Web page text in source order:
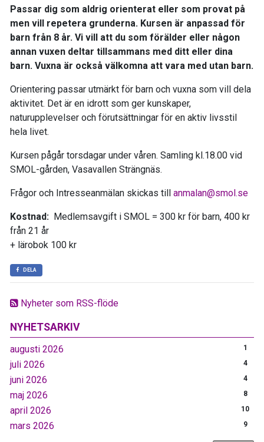
Nyheter som RSS-flöde
NYHETSARKIV
augusti 2026 1
juli 2026 4
juni 2026 4
maj 2026 8
april 2026 10
mars 2026 9
Passar dig som aldrig orienterat eller som provat på
men vill repetera grunderna. Kursen är anpassad för
barn från 8 år. Vi vill att du som förälder eller någon
annan vuxen deltar tillsammans med ditt eller dina
barn. Vuxna är också välkomna att vara med utan barn.
Orientering passar utmärkt för barn och vuxna som vill dela
aktivitet. Det är en idrott som ger kunskaper,
naturupplevelser och förutsättningar för en aktiv livsstil
hela livet.
Kursen pågår torsdagar under våren. Samling kl.18.00 vid
SMOL-gården, Vasavallen Strängnäs.
Frågor och Intresseanmälan skickas till anmalan@smol.se
Kostnad: Medlemsavgift i SMOL = 300 kr för barn, 400 kr
från 21 år
+ lärobok 100 kr
DELA